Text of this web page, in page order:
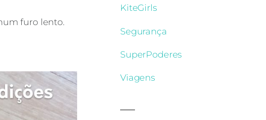
2ª Parte
magnífico. O kitesurf é um desporto seguro desde que
furo lento.
KiteGirls
Segurança
SuperPoderes
Viagens